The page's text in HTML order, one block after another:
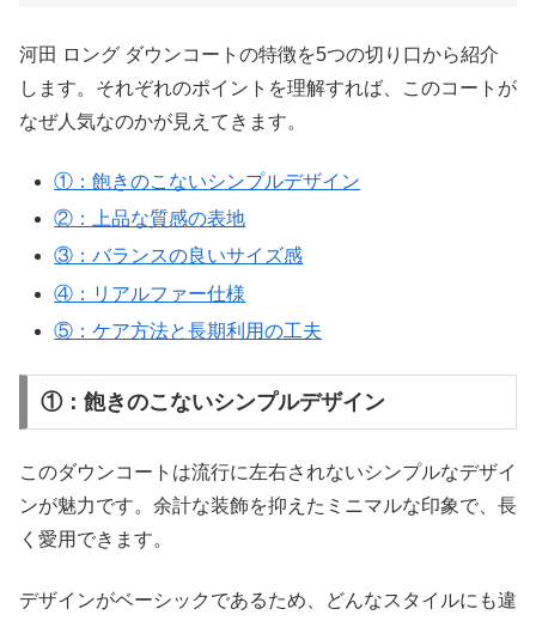
河田 ロング ダウンコートの特徴を5つの切り口から紹介
します。それぞれのポイントを理解すれば、このコートが
なぜ人気なのかが見えてきます。
①：飽きのこないシンプルデザイン
②：上品な質感の表地
③：バランスの良いサイズ感
④：リアルファー仕様
⑤：ケア方法と長期利用の工夫
①：飽きのこないシンプルデザイン
このダウンコートは流行に左右されないシンプルなデザイ
ンが魅力です。余計な装飾を抑えたミニマルな印象で、長
く愛用できます。
デザインがベーシックであるため、どんなスタイルにも違